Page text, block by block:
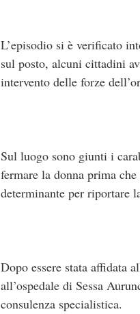
L’episodio si è verificato
sul posto, alcuni cittadini
intervento delle forze
Sul luogo sono giunti i
fermare la donna prima
determinante per riportare
Dopo essere stata affidata
all’ospedale di Sessa
consulenza specialistica.